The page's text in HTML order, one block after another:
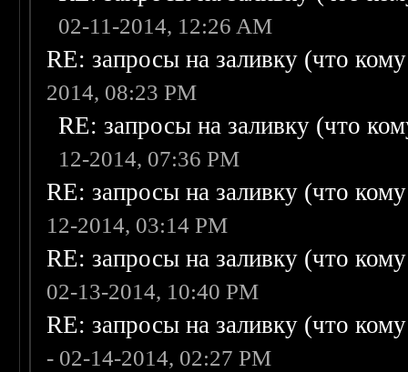
02-11-2014, 12:26 AM
RE: запросы на заливку (что
2014, 08:23 PM
RE: запросы на заливку (что
12-2014, 07:36 PM
RE: запросы на заливку (что
12-2014, 03:14 PM
RE: запросы на заливку (что
02-13-2014, 10:40 PM
RE: запросы на заливку (что
- 02-14-2014, 02:27 PM